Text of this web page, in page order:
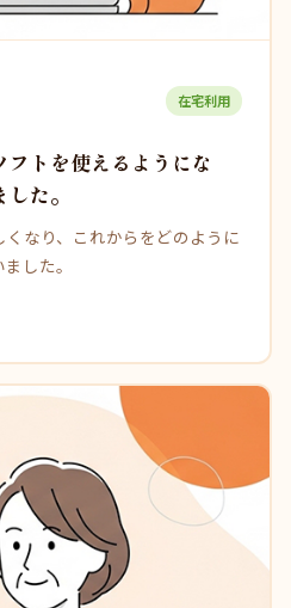
在宅利用
トを使えるようにな
た。
なり、これからをどのように
した。